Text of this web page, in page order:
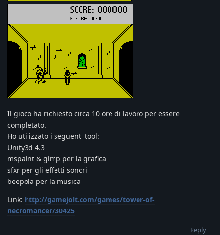
Il gioco ha richiesto circa 10 ore di lavoro per essere
completato.
Ho utilizzato i seguenti tool:
Unity3d 4.3
mspaint & gimp per la grafica
sfxr per gli effetti sonori
beepola per la musica
Link: http://gamejolt.com/games/tower-of-
necromancer/30425
Reply